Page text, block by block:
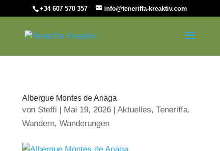
+34 607 570 357 info@teneriffa-kreaktiv.com
Albergue Montes de Anaga
von Steffi | Mai 19, 2026| Aktuelles, Teneriffa,
Wandern, Wanderungen